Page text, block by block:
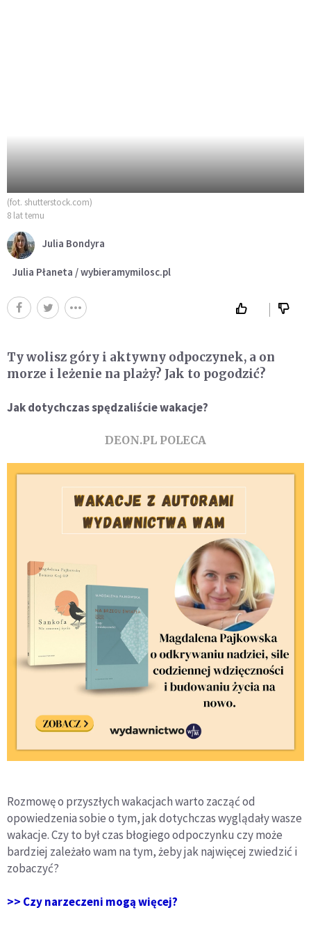
(fot. shutterstock.com)
8 lat temu
Julia Bondyra
Julia Płaneta / wybieramymilosc.pl
Ty wolisz góry i aktywny odpoczynek, a on
morze i leżenie na plaży? Jak to pogodzić?
Jak dotychczas spędzaliście wakacje?
DEON.PL POLECA
Rozmowę o przyszłych wakacjach warto zacząć od
opowiedzenia sobie o tym, jak dotychczas wyglądały wasze
wakacje. Czy to był czas błogiego odpoczynku czy może
bardziej zależało wam na tym, żeby jak najwięcej zwiedzić i
zobaczyć?
>> Czy narzeczeni mogą więcej?